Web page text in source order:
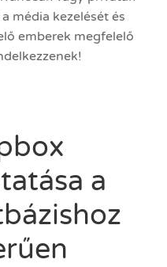
média kezelését és
emberek megfelelő
a